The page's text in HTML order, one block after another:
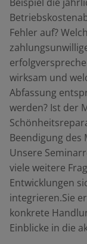
Fehler auf?
wirksam und
Abfassung
werden? Ist der
Beendigung des
Unsere
viele weitere
Entwicklungen
integrieren.Sie
konkrete
Einblicke in die